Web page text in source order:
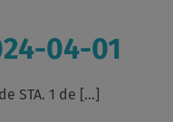
04-01
STA. 1 de [...]